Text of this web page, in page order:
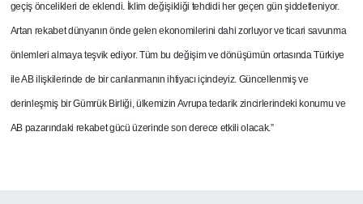
geçiş öncelikleri de eklendi. İklim değişikliği tehdidi her geçen gün şiddetleniyor.
Artan rekabet dünyanın önde gelen ekonomilerini dahi zorluyor ve ticari savunma
önlemleri almaya teşvik ediyor. Tüm bu değişim ve dönüşümün ortasında Türkiye
ile AB ilişkilerinde de bir canlanmanın ihtiyacı içindeyiz. Güncellenmiş ve
derinleşmiş bir Gümrük Birliği, ülkemizin Avrupa tedarik zincirlerindeki konumu ve
AB pazarındaki rekabet gücü üzerinde son derece etkili olacak.”